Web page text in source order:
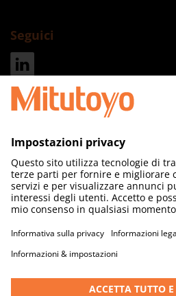
Seguici
Indirizzo
Mitutoyo Italiana S.r.l. a socio unico
Corso Europa 7
20045 Lainate
Tel.:+39 02.93578.1